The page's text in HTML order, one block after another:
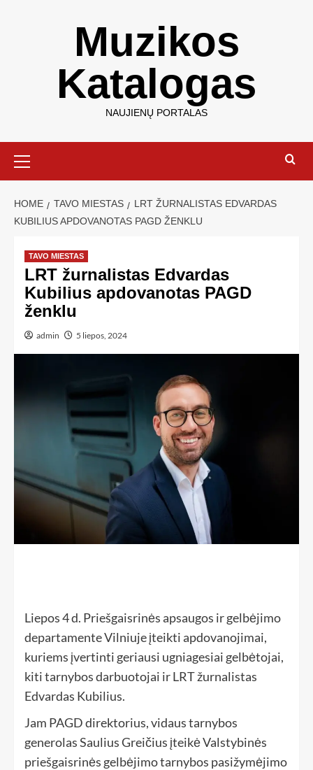
Muzikos
Katalogas
NAUJIENŲ PORTALAS
HOME TAVO MIESTAS
LRT ŽURNALISTAS EDVARDAS
KUBILIUS APDOVANOTAS PAGD ŽENKLU
TAVO MIESTAS
LRT žurnalistas Edvardas
Kubilius apdovanotas PAGD
ženklu
admin 5 liepos, 2024
Liepos 4 d. Priešgaisrinės apsaugos ir gelbėjimo
departamente Vilniuje įteikti apdovanojimai,
kuriems įvertinti geriausi ugniagesiai gelbėtojai,
kiti tarnybos darbuotojai ir LRT žurnalistas
Edvardas Kubilius.
Jam PAGD direktorius, vidaus tarnybos
generolas Saulius Greičius įteikė Valstybinės
priešgaisrinės gelbėjimo tarnybos pasižymėjimo